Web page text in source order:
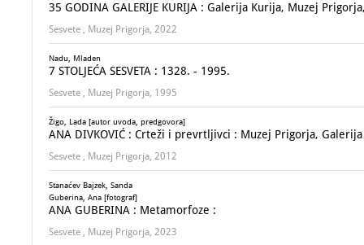
35 GODINA GALERIJE KURIJA : Galerija Kurija, Muzej
Sesvete , Muzej Prigorja, 2022
Nadu, Mladen
7 STOLJEĆA SESVETA : 1328. - 1995.
Sesvete , Muzej Prigorja, 1995
Žigo, Lada [autor uvoda, predgovora]
ANA DIVKOVIĆ : Crteži i prevrtljivci : Muzej Prigorja,
Sesvete , Muzej Prigorja, 2012
Stanaćev Bajzek, Sanda
Guberina, Ana [fotograf]
ANA GUBERINA : Metamorfoze :
Sesvete , Muzej Prigorja, 2023